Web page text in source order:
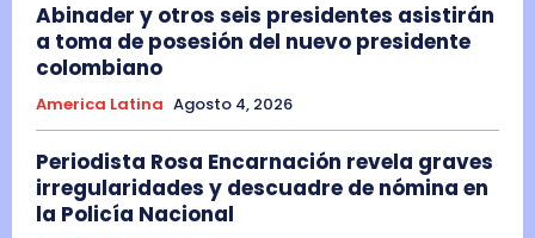
Abinader y otros seis presidentes asistirán
a toma de posesión del nuevo presidente
colombiano
America Latina Agosto 4, 2026
Periodista Rosa Encarnación revela graves
irregularidades y descuadre de nómina en
la Policía Nacional